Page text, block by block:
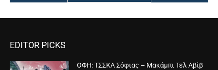
EDITOR PICKS
ΟΦΗ: ΤΣΣΚΑ Σόφιας – Μακάμπι Τελ Αβίβ